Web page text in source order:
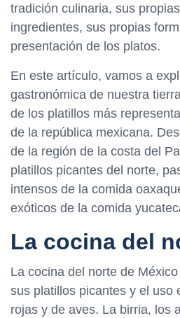
tradición culinaria, sus
ingredientes, sus propias
presentación de los platos.
En este artículo, vamos a
gastronómica de nuestra
de los platillos más
de la república mexicana.
de la región de la costa del
platillos picantes del norte,
intensos de la comida
exóticos de la comida
La cocina del
La cocina del norte de
sus platillos picantes y el uso
rojas y de aves. La birria, los